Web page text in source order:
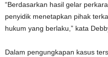
“Berdasarkan hasil gelar
penyidik menetapkan pihak
hukum yang berlaku,” kata
Dalam pengungkapan kasus